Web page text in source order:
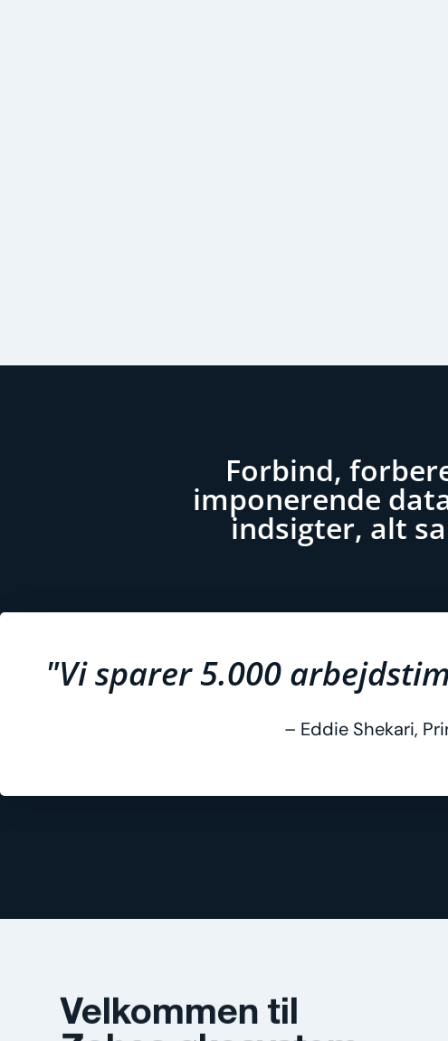
Forbind,
imponerende
indsigter, alt
"Vi sparer 5.000
– Eddie Shekari,
Velkommen til
Zohos økosystem